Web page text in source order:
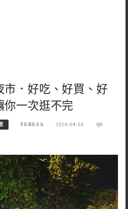
市．好吃、好買、好
你一次逛不完
TERESA
2018-04-10